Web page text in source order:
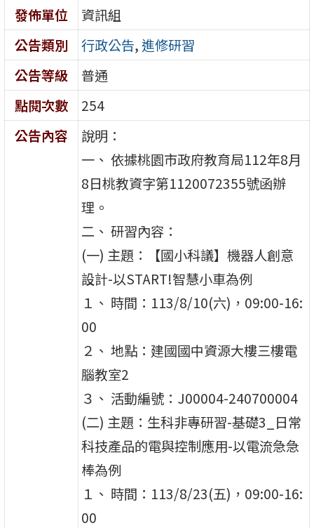
發佈單位
資訊組
公告類別
行政公告,進修研習
公告等級
普通
點閱次數
254
公告內容
說明：
一、 依據桃園市政府教育局112年8月
8日桃教資字第1120072355號函辦
理。
二、 研習內容：
(一) 主題：【國小科議】機器人創意
設計-以START!智慧小車為例
１、 時間：113/8/10(六)，09:00-16:
00
２、 地點：建國國中資源大樓三樓電
腦教室2
３、 活動編號：J00004-240700004
(二) 主題：生科非專研習-基礎3_日常
科技產品的電與控制應用-以電流急急
棒為例
１、 時間：113/8/23(五)，09:00-16:
00